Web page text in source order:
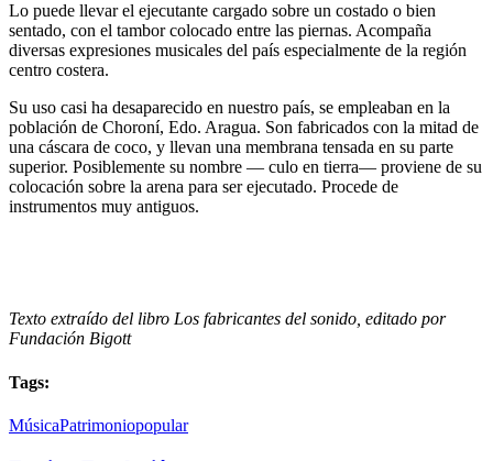
Lo puede llevar el ejecutante cargado sobre un costado o bien
sentado, con el tambor colocado entre las piernas. Acompaña
diversas expresiones musicales del país especialmente de la región
centro costera.
Su uso casi ha desaparecido en nuestro país, se empleaban en la
población de Choroní, Edo. Aragua. Son fabricados con la mitad de
una cáscara de coco, y llevan una membrana tensada en su parte
superior. Posiblemente su nombre — culo en tierra— proviene de su
colocación sobre la arena para ser ejecutado. Procede de
instrumentos muy antiguos.
Texto extraído del libro Los fabricantes del sonido, editado por
Fundación Bigott
Tags:
MúsicaPatrimoniopopular